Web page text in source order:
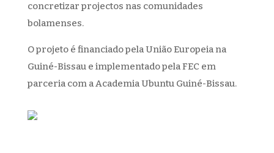
concretizar projectos nas comunidades
bolamenses.
O projeto é financiado pela União Europeia na
Guiné-Bissau e implementado pela FEC em
parceria com a Academia Ubuntu Guiné-Bissau.